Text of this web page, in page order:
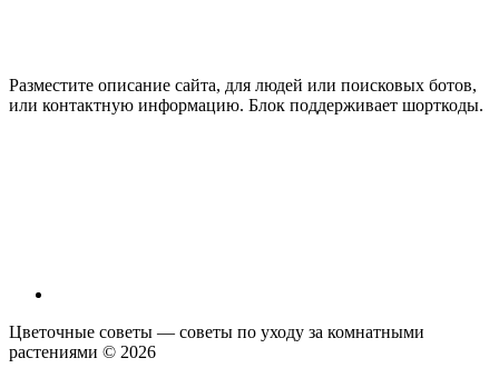
Разместите описание сайта, для людей или поисковых ботов,
или контактную информацию. Блок поддерживает шорткоды.
Цветочные советы — советы по уходу за комнатными
растениями © 2026